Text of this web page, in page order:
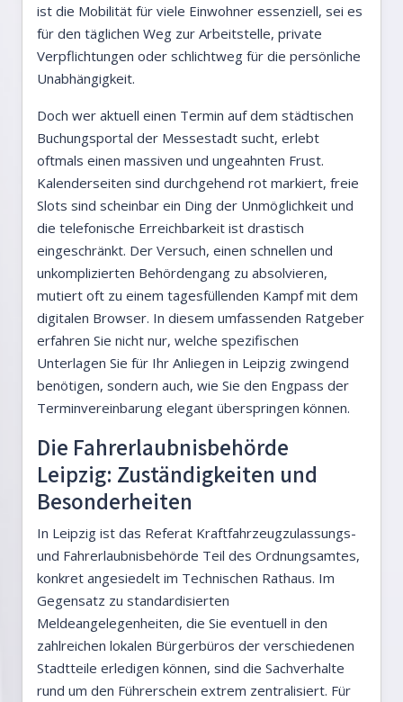
ist die Mobilität für viele Einwohner essenziell, sei es
für den täglichen Weg zur Arbeitstelle, private
Verpflichtungen oder schlichtweg für die persönliche
Unabhängigkeit.
Doch wer aktuell einen Termin auf dem städtischen
Buchungsportal der Messestadt sucht, erlebt
oftmals einen massiven und ungeahnten Frust.
Kalenderseiten sind durchgehend rot markiert, freie
Slots sind scheinbar ein Ding der Unmöglichkeit und
die telefonische Erreichbarkeit ist drastisch
eingeschränkt. Der Versuch, einen schnellen und
unkomplizierten Behördengang zu absolvieren,
mutiert oft zu einem tagesfüllenden Kampf mit dem
digitalen Browser. In diesem umfassenden Ratgeber
erfahren Sie nicht nur, welche spezifischen
Unterlagen Sie für Ihr Anliegen in Leipzig zwingend
benötigen, sondern auch, wie Sie den Engpass der
Terminvereinbarung elegant überspringen können.
Die Fahrerlaubnisbehörde
Leipzig: Zuständigkeiten und
Besonderheiten
In Leipzig ist das Referat Kraftfahrzeugzulassungs-
und Fahrerlaubnisbehörde Teil des Ordnungsamtes,
konkret angesiedelt im Technischen Rathaus. Im
Gegensatz zu standardisierten
Meldeangelegenheiten, die Sie eventuell in den
zahlreichen lokalen Bürgerbüros der verschiedenen
Stadtteile erledigen können, sind die Sachverhalte
rund um den Führerschein extrem zentralisiert. Für